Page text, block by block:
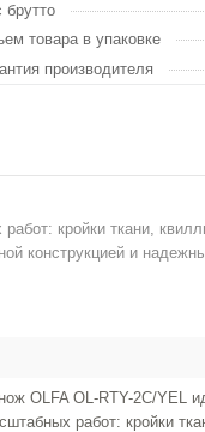
брутто
товара в упаковке
производителя
кройки ткани,
конструкцией и
OLFA OL-RTY-2C/YEL
работ: кройки